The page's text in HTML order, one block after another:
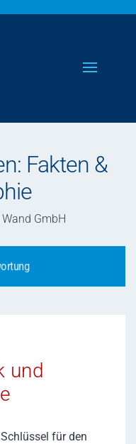
Fakten &
GmbH
und
für den